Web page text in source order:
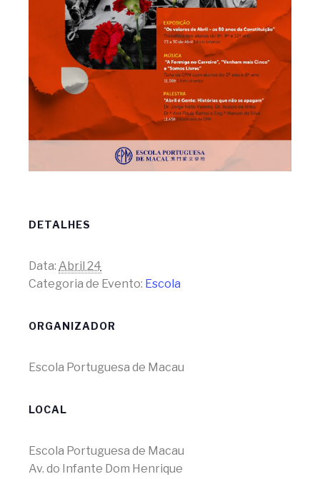
DETALHES
Data: Abril 24
Categoria de Evento: Escola
ORGANIZADOR
Escola Portuguesa de Macau
LOCAL
Escola Portuguesa de Macau
Av. do Infante Dom Henrique